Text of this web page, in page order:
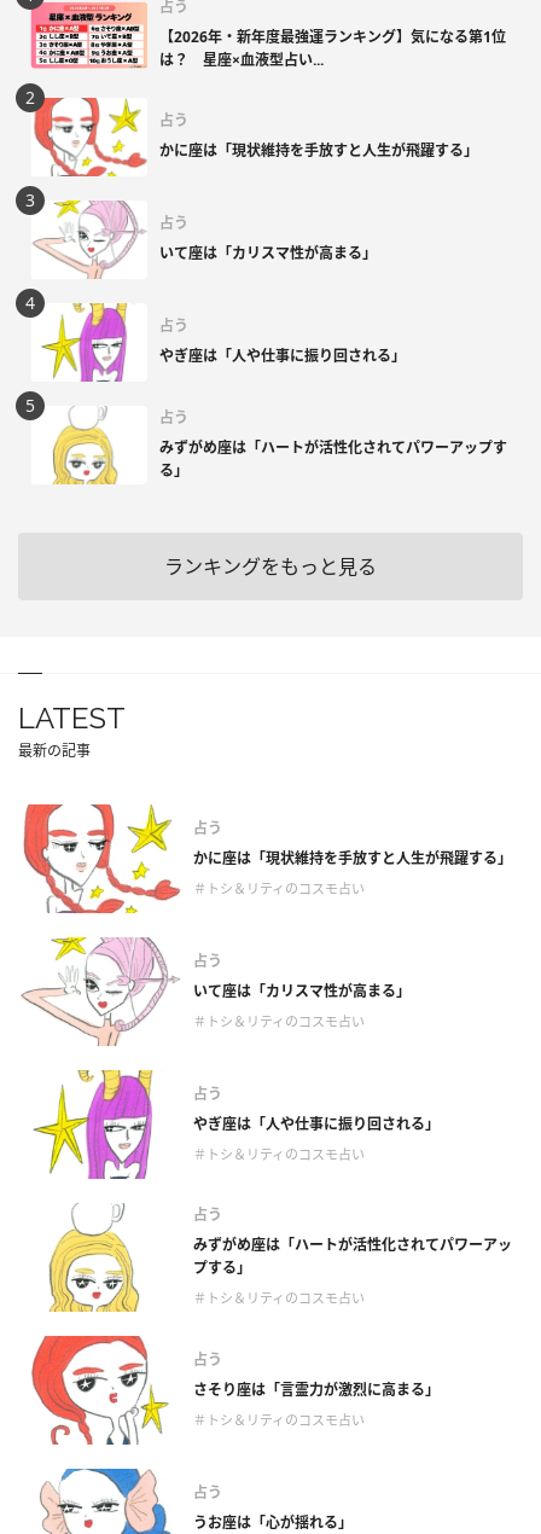
占う
【2026年・新年度最強運ランキング】気になる第1位
は？ 星座×血液型占い...
占う
かに座は「現状維持を手放すと人生が飛躍する」
占う
いて座は「カリスマ性が高まる」
占う
やぎ座は「人や仕事に振り回される」
占う
みずがめ座は「ハートが活性化されてパワーアップす
る」
ランキングをもっと見る
LATEST
最新の記事
占う
かに座は「現状維持を手放すと人生が飛躍する」
＃トシ＆リティのコスモ占い
占う
いて座は「カリスマ性が高まる」
＃トシ＆リティのコスモ占い
占う
やぎ座は「人や仕事に振り回される」
＃トシ＆リティのコスモ占い
占う
みずがめ座は「ハートが活性化されてパワーアッ
プする」
＃トシ＆リティのコスモ占い
占う
さそり座は「言霊力が激烈に高まる」
＃トシ＆リティのコスモ占い
占う
うお座は「心が揺れる」